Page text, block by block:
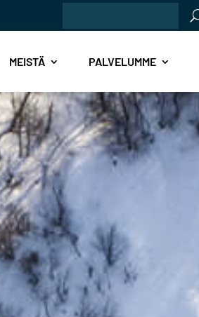
MEISTÄ PALVELUMME